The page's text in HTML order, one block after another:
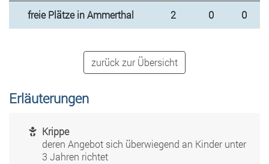
freie Plätze in Ammerthal 2 0 0
zurück zur Übersicht
Erläuterungen
Krippe
deren Angebot sich überwiegend an Kinder unter
3 Jahren richtet